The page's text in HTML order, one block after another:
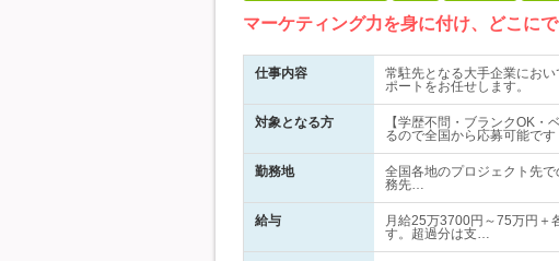
マーケティング力を身に付け、どこに
仕事内容
常駐先となる大手企業にお
ポートをお任せします。
対象となる方
【学歴不問・ブランクOK
るので全国から応募可能です
勤務地
全国各地のプロジェクト先
務先…
給与
月給25万3700円～75万円＋
す。超過分は支…